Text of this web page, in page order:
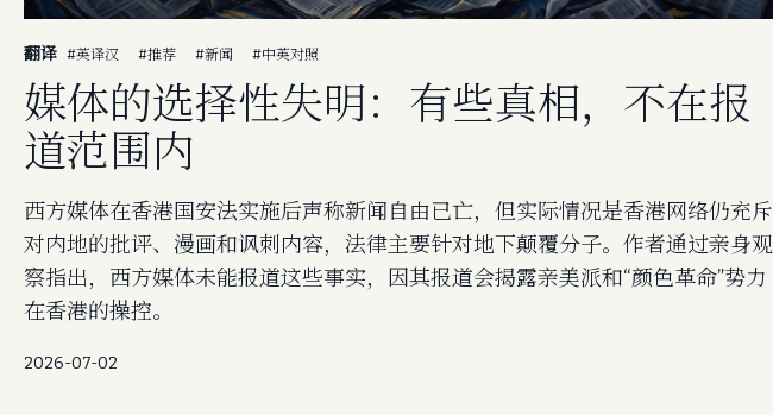
翻译 #英译汉 #推荐 #新闻 #中英对照
媒体的选择性失明：有些真相，不在报
道范围内
西方媒体在香港国安法实施后声称新闻自由已亡，但实际情况是香港网络仍充斥
对内地的批评、漫画和讽刺内容，法律主要针对地下颠覆分子。作者通过亲身观
察指出，西方媒体未能报道这些事实，因其报道会揭露亲美派和“颜色革命”势力
在香港的操控。
2026-07-02